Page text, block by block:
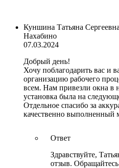
Куншина Татьяна Сергеевна
Нахабино
07.03.2024
Добрый день!
Хочу поблагодарить вас и
организацию рабочего
всем. Нам привезли окна в
установка была на
Отдельное спасибо за
качественно выполненный
Ответ
Здравствуйте,
отзыв.